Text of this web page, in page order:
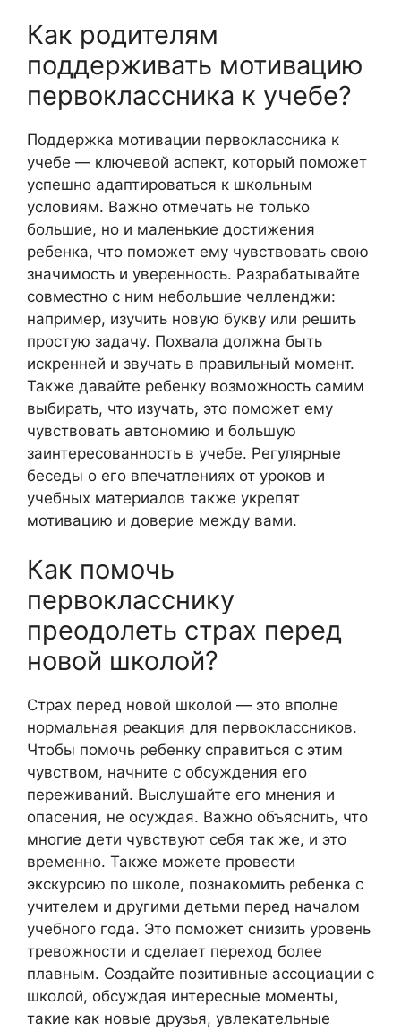
Как родителям
поддерживать мотивацию
первоклассника к учебе?
Поддержка мотивации первоклассника к
учебе — ключевой аспект, который поможет
успешно адаптироваться к школьным
условиям. Важно отмечать не только
большие, но и маленькие достижения
ребенка, что поможет ему чувствовать свою
значимость и уверенность. Разрабатывайте
совместно с ним небольшие челленджи:
например, изучить новую букву или решить
простую задачу. Похвала должна быть
искренней и звучать в правильный момент.
Также давайте ребенку возможность самим
выбирать, что изучать, это поможет ему
чувствовать автономию и большую
заинтересованность в учебе. Регулярные
беседы о его впечатлениях от уроков и
учебных материалов также укрепят
мотивацию и доверие между вами.
Как помочь
первокласснику
преодолеть страх перед
новой школой?
Страх перед новой школой — это вполне
нормальная реакция для первоклассников.
Чтобы помочь ребенку справиться с этим
чувством, начните с обсуждения его
переживаний. Выслушайте его мнения и
опасения, не осуждая. Важно объяснить, что
многие дети чувствуют себя так же, и это
временно. Также можете провести
экскурсию по школе, познакомить ребенка с
учителем и другими детьми перед началом
учебного года. Это поможет снизить уровень
тревожности и сделает переход более
плавным. Создайте позитивные ассоциации с
школой, обсуждая интересные моменты,
такие как новые друзья, увлекательные